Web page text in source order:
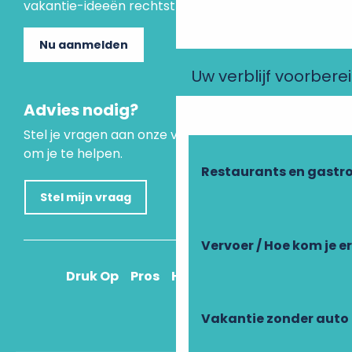
Uw verblijf
Restaurants en
Vervoer / Hoe kom je
Vakantie zonder auto
vakantie-ideeën rechtstreeks in je inbox.
Nu aanmelden
Advies nodig?
Stel je vragen aan onze virtuele assistent, die er is
om je te helpen.
Stel mijn vraag
Druk Op Pros Hoe kom ik daar?